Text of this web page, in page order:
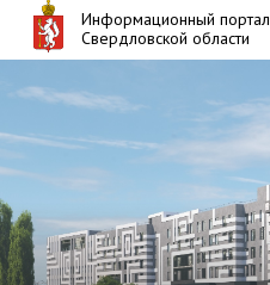
Информационный портал
Свердловской области